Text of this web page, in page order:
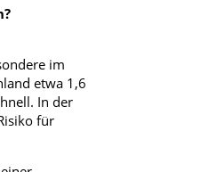
im
etwa 1,6
In der
für